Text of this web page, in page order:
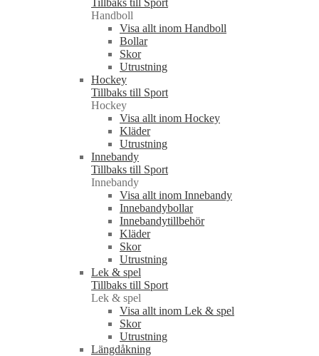
Tillbaks till Sport
Handboll
Visa allt inom Handboll
Bollar
Skor
Utrustning
Hockey
Tillbaks till Sport
Hockey
Visa allt inom Hockey
Kläder
Utrustning
Innebandy
Tillbaks till Sport
Innebandy
Visa allt inom Innebandy
Innebandybollar
Innebandytillbehör
Kläder
Skor
Utrustning
Lek & spel
Tillbaks till Sport
Lek & spel
Visa allt inom Lek & spel
Skor
Utrustning
Längdåkning